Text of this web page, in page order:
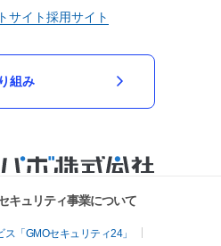
サイト採用サイト
組み
キュリティ事業について
「GMOセキュリティ24」